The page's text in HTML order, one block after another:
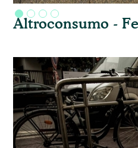
Altroconsumo -